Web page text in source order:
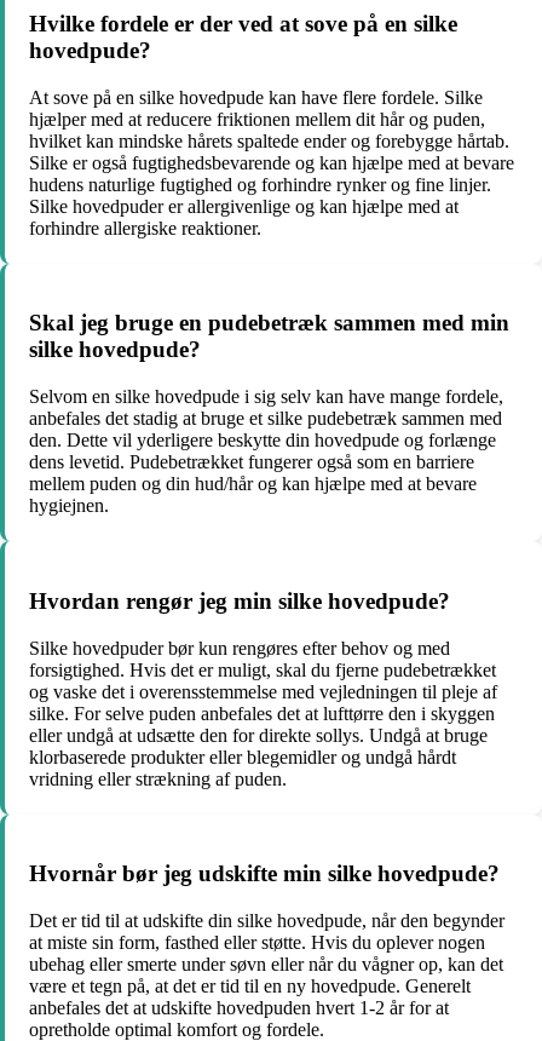
Hvilke fordele er der ved at sove på en silke
hovedpude?
At sove på en silke hovedpude kan have flere fordele. Silke
hjælper med at reducere friktionen mellem dit hår og puden,
hvilket kan mindske hårets spaltede ender og forebygge hårtab.
Silke er også fugtighedsbevarende og kan hjælpe med at bevare
hudens naturlige fugtighed og forhindre rynker og fine linjer.
Silke hovedpuder er allergivenlige og kan hjælpe med at
forhindre allergiske reaktioner.
Skal jeg bruge en pudebetræk sammen med min
silke hovedpude?
Selvom en silke hovedpude i sig selv kan have mange fordele,
anbefales det stadig at bruge et silke pudebetræk sammen med
den. Dette vil yderligere beskytte din hovedpude og forlænge
dens levetid. Pudebetrækket fungerer også som en barriere
mellem puden og din hud/hår og kan hjælpe med at bevare
hygiejnen.
Hvordan rengør jeg min silke hovedpude?
Silke hovedpuder bør kun rengøres efter behov og med
forsigtighed. Hvis det er muligt, skal du fjerne pudebetrækket
og vaske det i overensstemmelse med vejledningen til pleje af
silke. For selve puden anbefales det at lufttørre den i skyggen
eller undgå at udsætte den for direkte sollys. Undgå at bruge
klorbaserede produkter eller blegemidler og undgå hårdt
vridning eller strækning af puden.
Hvornår bør jeg udskifte min silke hovedpude?
Det er tid til at udskifte din silke hovedpude, når den begynder
at miste sin form, fasthed eller støtte. Hvis du oplever nogen
ubehag eller smerte under søvn eller når du vågner op, kan det
være et tegn på, at det er tid til en ny hovedpude. Generelt
anbefales det at udskifte hovedpuden hvert 1-2 år for at
opretholde optimal komfort og fordele.